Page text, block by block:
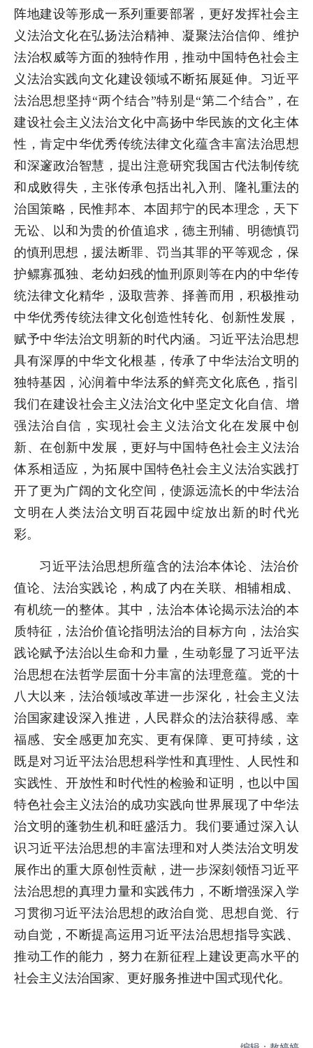
阵地建设等形成一系列重要部署，更好发挥社会主
义法治文化在弘扬法治精神、凝聚法治信仰、维护
法治权威等方面的独特作用，推动中国特色社会主
义法治实践向文化建设领域不断拓展延伸。习近平
法治思想坚持“两个结合”特别是“第二个结合”，在
建设社会主义法治文化中高扬中华民族的文化主体
性，肯定中华优秀传统法律文化蕴含丰富法治思想
和深邃政治智慧，提出注意研究我国古代法制传统
和成败得失，主张传承包括出礼入刑、隆礼重法的
治国策略，民惟邦本、本固邦宁的民本理念，天下
无讼、以和为贵的价值追求，德主刑辅、明德慎罚
的慎刑思想，援法断罪、罚当其罪的平等观念，保
护鳏寡孤独、老幼妇残的恤刑原则等在内的中华传
统法律文化精华，汲取营养、择善而用，积极推动
中华优秀传统法律文化创造性转化、创新性发展，
赋予中华法治文明新的时代内涵。习近平法治思想
具有深厚的中华文化根基，传承了中华法治文明的
独特基因，沁润着中华法系的鲜亮文化底色，指引
我们在建设社会主义法治文化中坚定文化自信、增
强法治自信，实现社会主义法治文化在发展中创
新、在创新中发展，更好与中国特色社会主义法治
体系相适应，为拓展中国特色社会主义法治实践打
开了更为广阔的文化空间，使源远流长的中华法治
文明在人类法治文明百花园中绽放出新的时代光
彩。
习近平法治思想所蕴含的法治本体论、法治价
值论、法治实践论，构成了内在关联、相辅相成、
有机统一的整体。其中，法治本体论揭示法治的本
质特征，法治价值论指明法治的目标方向，法治实
践论赋予法治以生命和力量，生动彰显了习近平法
治思想在法哲学层面十分丰富的法理意蕴。党的十
八大以来，法治领域改革进一步深化，社会主义法
治国家建设深入推进，人民群众的法治获得感、幸
福感、安全感更加充实、更有保障、更可持续，这
既是对习近平法治思想科学性和真理性、人民性和
实践性、开放性和时代性的检验和证明，也以中国
特色社会主义法治的成功实践向世界展现了中华法
治文明的蓬勃生机和旺盛活力。我们要通过深入认
识习近平法治思想的丰富法理和对人类法治文明发
展作出的重大原创性贡献，进一步深刻领悟习近平
法治思想的真理力量和实践伟力，不断增强深入学
习贯彻习近平法治思想的政治自觉、思想自觉、行
动自觉，不断提高运用习近平法治思想指导实践、
推动工作的能力，努力在新征程上建设更高水平的
社会主义法治国家、更好服务推进中国式现代化。